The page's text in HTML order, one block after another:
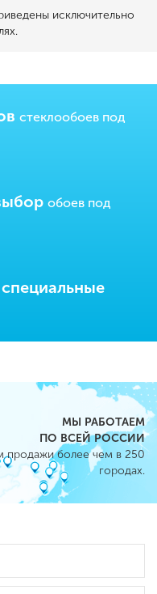
исключительно
стеклообоев под
обоев под
cпециальные
МЫ РАБОТАЕМ
ПО ВСЕЙ РОССИИ
продажи более чем в 250
городах.